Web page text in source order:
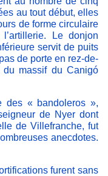
au tout début, elles
de forme circulaire
Le donjon
servit de puits
de porte en rez-de-
du massif du Canigó
des « bandoleros »,
de Nyer dont
de Villefranche, fut
anecdotes.
furent sans